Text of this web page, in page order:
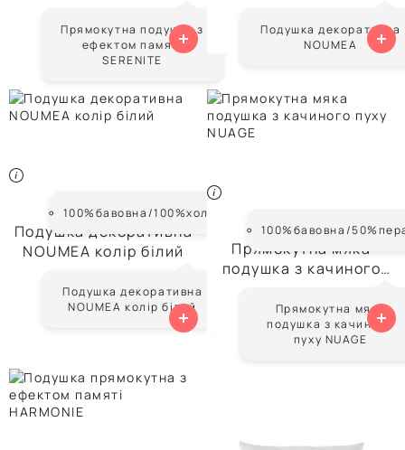
Прямокутна подушка з
ефектом памяті
SERENITE
Подушка декоративна
NOUMEA
100%бавовна/100%холлофайбер
NOUMEA
Подушка декоративна
NOUMEA колір білий
Подушка декоративна
NOUMEA колір білий
Від 560 ₴
100%бавовна/
NUAGE
Прямокутна мяка
подушка з качиного
Прямокутна мяка
подушка з качиного
пуху NUAGE